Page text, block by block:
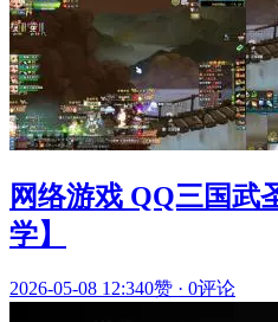
网络游戏 QQ三国武
学】
2026-05-08 12:340赞 · 0评论